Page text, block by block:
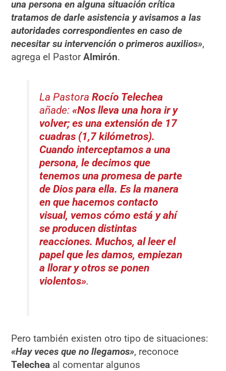
una persona en alguna situación crítica
tratamos de darle asistencia y avisamos a las
autoridades correspondientes en caso de
necesitar su intervención o primeros auxilios»,
agrega el PastorAlmirón.
La PastoraRocío Telechea
añade:«Nos lleva una hora ir y
volver; es una extensión de 17
cuadras (1,7 kilómetros).
Cuando interceptamos a una
persona, le decimos que
tenemos una promesa de parte
de Dios para ella. Es la manera
en que hacemos contacto
visual, vemos cómo está y ahí
se producen distintas
reacciones. Muchos, al leer el
papel que les damos, empiezan
a llorar y otros se ponen
violentos».
Pero también existen otro tipo de situaciones:
«Hay veces que no llegamos», reconoce
Telechea al comentar algunos